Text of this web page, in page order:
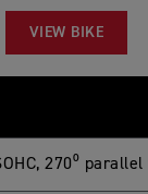
VIEW BIKE
270⁰